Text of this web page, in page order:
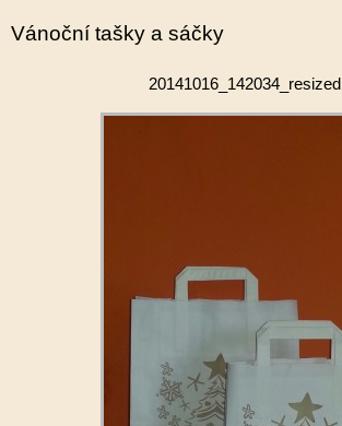
Vánoční tašky a sáčky
20141016_142034_resized